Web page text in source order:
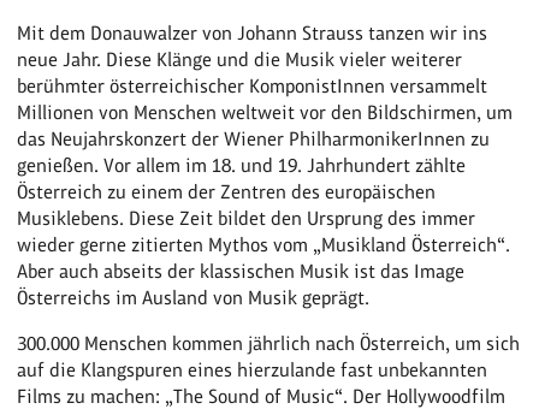
Mit dem Donauwalzer von Johann Strauss tanzen wir ins
neue Jahr. Diese Klänge und die Musik vieler weiterer
berühmter österreichischer KomponistInnen versammelt
Millionen von Menschen weltweit vor den Bildschirmen, um
das Neujahrskonzert der Wiener PhilharmonikerInnen zu
genießen. Vor allem im 18. und 19. Jahrhundert zählte
Österreich zu einem der Zentren des europäischen
Musiklebens. Diese Zeit bildet den Ursprung des immer
wieder gerne zitierten Mythos vom „Musikland Österreich“.
Aber auch abseits der klassischen Musik ist das Image
Österreichs im Ausland von Musik geprägt.
300.000 Menschen kommen jährlich nach Österreich, um sich
auf die Klangspuren eines hierzulande fast unbekannten
Films zu machen: „The Sound of Music“. Der Hollywoodfilm